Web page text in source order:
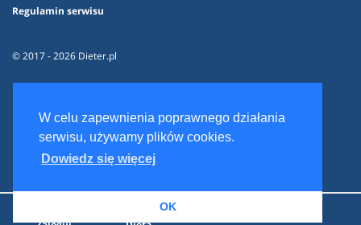
W celu zapewnienia poprawnego działania
serwisu, używamy plików cookies.
Dowiedz się więcej
OK
Regulamin serwisu
© 2017 - 2026 Dieter.pl